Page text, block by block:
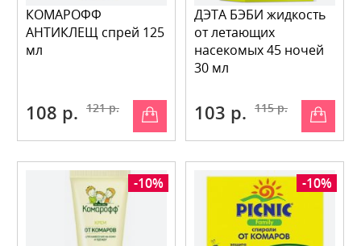
КОМАРОФФ
АНТИКЛЕЩ спрей 125
мл
108 р. 121 р.
ДЭТА БЭБИ жидкость
от летающих
насекомых 45 ночей
30 мл
103 р. 115 р.
-10% -10%